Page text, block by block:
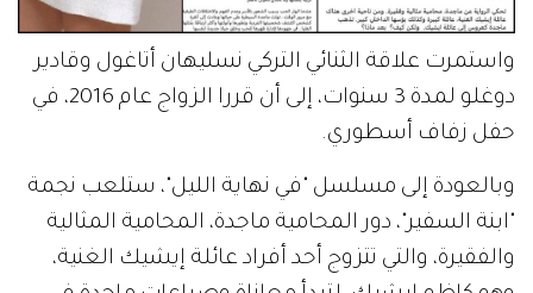
واستمرت علاقة الثنائي التركي نسليهان أتاغول وقادير
دوغلو لمدة 3 سنوات، إلى أن قررا الزواج عام 2016، في
حفل زفاف أسطوري.
وبالعودة إلى مسلسل "في نهاية الليل"، ستلعب نجمة
"ابنة السفير"، دور المحامية ماجدة، المحامية المثالية
والفقيرة، والتي تتزوج أحد أفراد عائلة إيشيك الغنية،